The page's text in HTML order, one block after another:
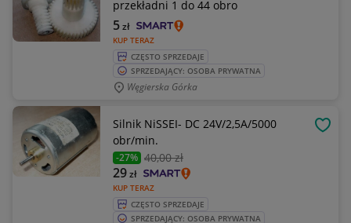
przekładni 1 do 44 obro
KUP TERAZ
5zł
CZĘSTO SPRZEDAJE
SPRZEDAJĄCY: OSOBA PRYWATNA
Węgierska Górka
Silnik NiSSEI- DC 24V/2,5A/5000
obr/min.
-27% 40,00 zł
KUP TERAZ
29zł
CZĘSTO SPRZEDAJE
SPRZEDAJĄCY: OSOBA PRYWATNA